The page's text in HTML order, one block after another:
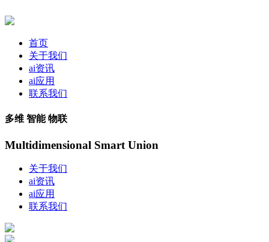
首页
关于我们
ai资讯
ai应用
联系我们
多维 智能 物联
Multidimensional Smart Union
关于我们
ai资讯
ai应用
联系我们